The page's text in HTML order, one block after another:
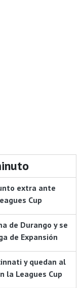
extra ante
Cup
de Durango y se
de Expansión
y quedan al
la Leagues Cup